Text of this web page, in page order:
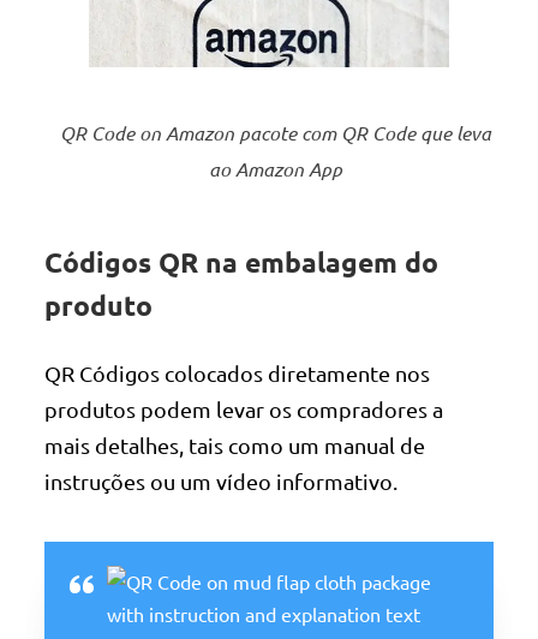
QR Code on Amazon pacote com QR Code que leva
ao Amazon App
Códigos QR na embalagem do
produto
QR Códigos colocados diretamente nos
produtos podem levar os compradores a
mais detalhes, tais como um manual de
instruções ou um vídeo informativo.